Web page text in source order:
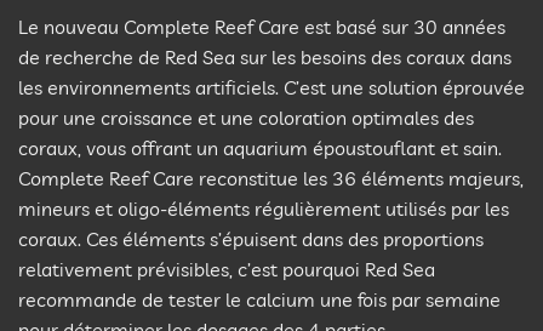
Le nouveau Complete Reef Care est basé sur 30 années
de recherche de Red Sea sur les besoins des coraux dans
les environnements artificiels. C’est une solution éprouvée
pour une croissance et une coloration optimales des
coraux, vous offrant un aquarium époustouflant et sain.
Complete Reef Care reconstitue les 36 éléments majeurs,
mineurs et oligo-éléments régulièrement utilisés par les
coraux. Ces éléments s’épuisent dans des proportions
relativement prévisibles, c’est pourquoi Red Sea
recommande de tester le calcium une fois par semaine